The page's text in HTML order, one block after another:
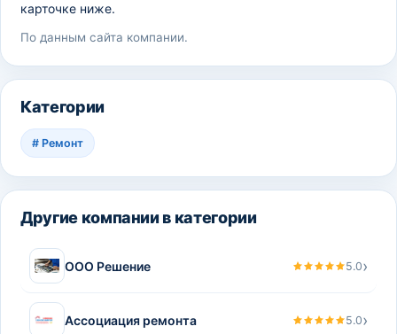
карточке ниже.
По данным сайта компании.
Категории
# Ремонт
Другие компании в категории
ООО Решение 5.0›
Ассоциация ремонта 5.0›